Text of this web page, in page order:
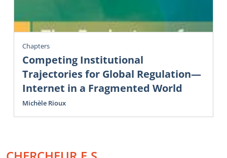
Chapters
Competing Institutional
Trajectories for Global Regulation—
Internet in a Fragmented World
Michèle Rioux